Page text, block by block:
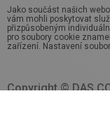
Jako součást našich
vám mohli poskytovat
přizpůsobeným
pro soubory cookie
zařízení. Nastavení
Copyright © DAS